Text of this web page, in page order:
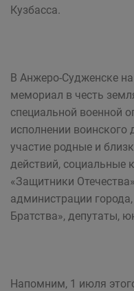
Кузбасса.
В Анжеро-Судженске
мемориал в честь
специальной военной
исполнении воинского
участие родные и
действий, социальные
«Защитники
администрации
Братства», депутаты,
Напомним, 1 июля